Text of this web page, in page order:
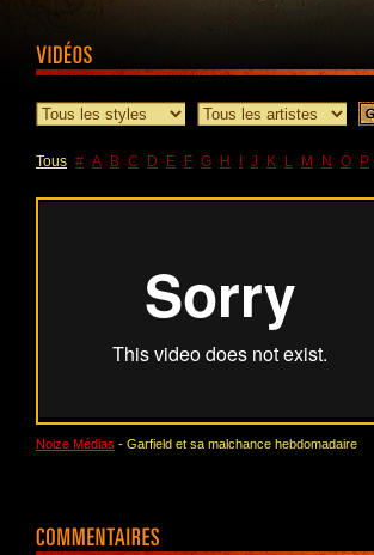
Tous # A B C D E F G H J K L M N O P
Noize Médias - Garfield et sa malchance hebdomadaire